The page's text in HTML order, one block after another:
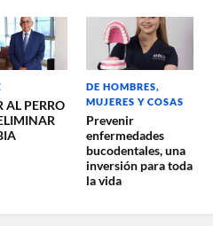
AL PERRO
DE HOMBRES,
MUJERES Y COSAS
Prevenir
enfermedades
bucodentales, una
inversión para toda
la vida